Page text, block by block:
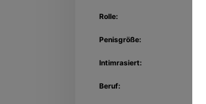
Rolle:
Penisgröße:
Intimrasiert:
Beruf: